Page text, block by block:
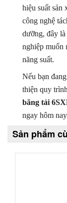
hiệu suất sản
công nghệ
dưỡng, đây
nghiệp muốn
năng suất.
Nếu bạn
thiện quy
băng tải
ngay hôm
Sản phẩm